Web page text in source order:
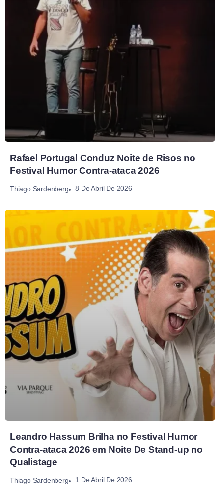
Rafael Portugal Conduz Noite de Risos no
Festival Humor Contra-ataca 2026
Thiago Sardenberg 8 De Abril De 2026
Leandro Hassum Brilha no Festival Humor
Contra-ataca 2026 em Noite De Stand-up no
Qualistage
Thiago Sardenberg 1 De Abril De 2026